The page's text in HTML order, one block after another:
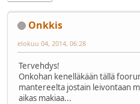
Onkkis
elokuu 04, 2014, 06:28
Tervehdys!
Onkohan kenelläkään tällä
mantereelta jostain leivontaan
aikas makiaa...